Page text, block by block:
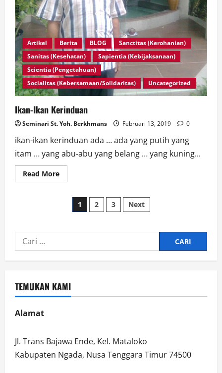
Artikel Berita BLOG
Sanctitas (Kerohanian)
Sanitas (Kesehatan)
Sapientia (Kebijaksanaan)
Scientia (Pengetahuan)
Socialitas (Kebersamaan/Solidaritas)
Uncategorized
Ikan-Ikan Kerinduan
Seminari St. Yoh. Berkhmans Februari 13, 2019 0
ikan-ikan kerinduan ada … ada yang putih yang
itam … yang abu-abu yang belang … yang kuning...
Read MoreRead
more
Ikan
Kerinduan
Paginasi
pos
1 2 3 Next
Cari
untuk:
TEMUKAN KAMI
Alamat
Jl. Trans Bajawa Ende, Kel. Mataloko
Kabupaten Ngada, Nusa Tenggara Timur 74500